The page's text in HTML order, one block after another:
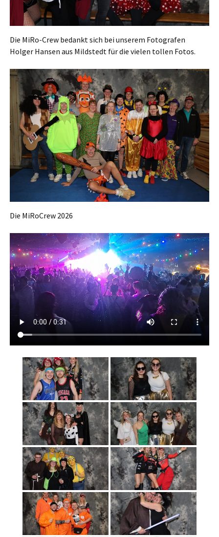
Die MiRo-Crew bedankt sich bei unserem Fotografen
Holger Hansen aus Mildstedt für die vielen tollen Fotos.
Die MiRoCrew 2026